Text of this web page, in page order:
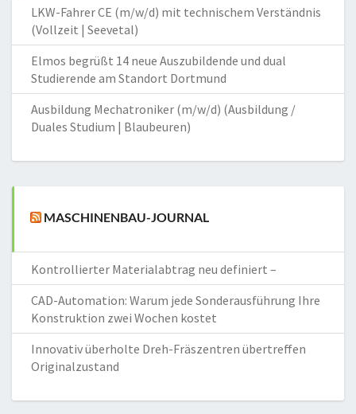
LKW-Fahrer CE (m/w/d) mit technischem Verständnis
(Vollzeit | Seevetal)
Elmos begrüßt 14 neue Auszubildende und dual
Studierende am Standort Dortmund
Ausbildung Mechatroniker (m/w/d) (Ausbildung /
Duales Studium | Blaubeuren)
MASCHINENBAU-JOURNAL
Kontrollierter Materialabtrag neu definiert –
CAD-Automation: Warum jede Sonderausführung Ihre
Konstruktion zwei Wochen kostet
Innovativ überholte Dreh-Fräszentren übertreffen
Originalzustand